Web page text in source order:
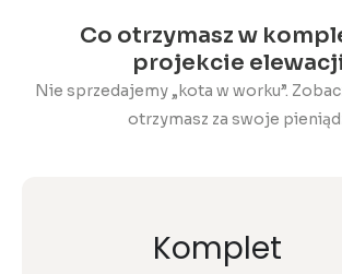
Co otrzymasz w
projekcie
Nie sprzedajemy „kota w worku”.
otrzymasz za swoje
Komplet